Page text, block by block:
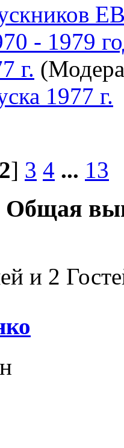
- 1979
г.
1977 г.
2] 3 4 ... 13
и 2